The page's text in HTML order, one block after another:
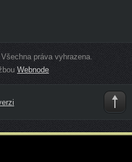
práva vyhrazena.
Webnode